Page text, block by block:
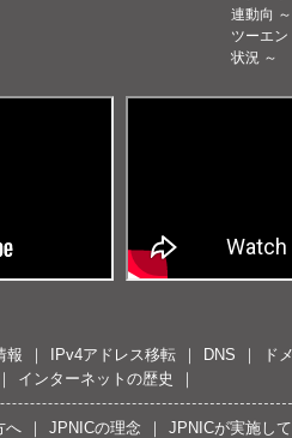
連動向
ツーエ
状況 ～
報 IPv4アドレス移転 DNS ド
インターネットの歴史
へ JPNICの理念 JPNICが実施し